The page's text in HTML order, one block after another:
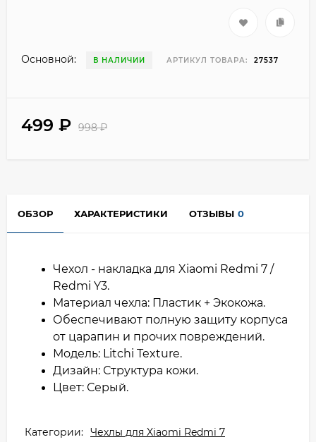
Основной: В НАЛИЧИИ АРТИКУЛ ТОВАРА: 27537
499 ₽ 998₽
ОБЗОР ХАРАКТЕРИСТИКИ ОТЗЫВЫ 0
Чехол - накладка для Xiaomi Redmi 7 /
Redmi Y3.
Материал чехла: Пластик + Экокожа.
Обеспечивают полную защиту корпуса
от царапин и прочих повреждений.
Модель: Litchi Texture.
Дизайн: Структура кожи.
Цвет: Серый.
Категории: Чехлы для Xiaomi Redmi 7